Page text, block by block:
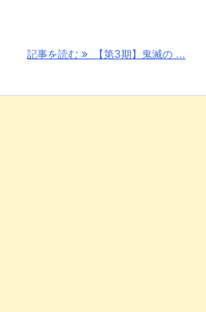
記事を読む 【第3期】鬼滅の ...